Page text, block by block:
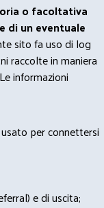
o facoltativa
di un eventuale
sito fa uso di log
raccolte in maniera
informazioni
per connettersi
e di uscita;